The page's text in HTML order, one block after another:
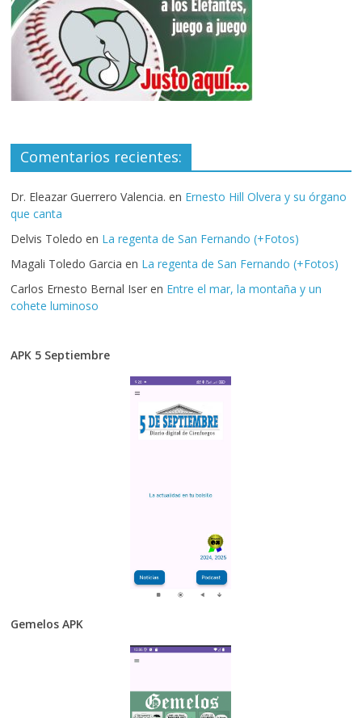
Comentarios recientes:
Dr. Eleazar Guerrero Valencia. en Ernesto Hill Olvera y su órgano
que canta
Delvis Toledo en La regenta de San Fernando (+Fotos)
Magali Toledo Garcia en La regenta de San Fernando (+Fotos)
Carlos Ernesto Bernal Iser en Entre el mar, la montaña y un
cohete luminoso
APK 5 Septiembre
Gemelos APK